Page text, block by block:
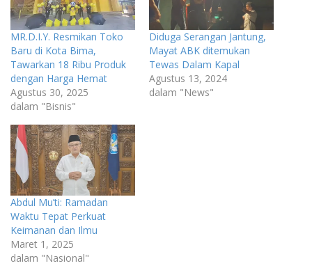
MR.D.I.Y. Resmikan Toko
Baru di Kota Bima,
Tawarkan 18 Ribu Produk
dengan Harga Hemat
Agustus 30, 2025
dalam "Bisnis"
Diduga Serangan Jantung,
Mayat ABK ditemukan
Tewas Dalam Kapal
Agustus 13, 2024
dalam "News"
Abdul Mu’ti: Ramadan
Waktu Tepat Perkuat
Keimanan dan Ilmu
Maret 1, 2025
dalam "Nasional"